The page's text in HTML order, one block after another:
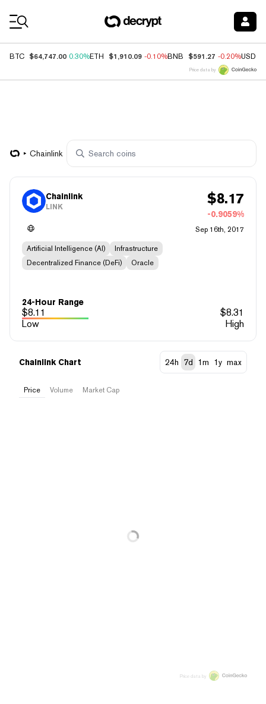
BTC $64,747.00 0.30%ETH $1,910.09 -0.10%BNB $591.27 -0.20%USDC
Price data by
Chainlink
Chainlink
LINK $8.17
-0.9059%
Sep 16th, 2017
Artificial Intelligence (AI)
Infrastructure
Decentralized Finance (DeFi)
Oracle
24-Hour Range
$8.11 $8.31
Low
High
Chainlink Chart 24h 7d 1m 1y max
Price Volume Market Cap
Price data by